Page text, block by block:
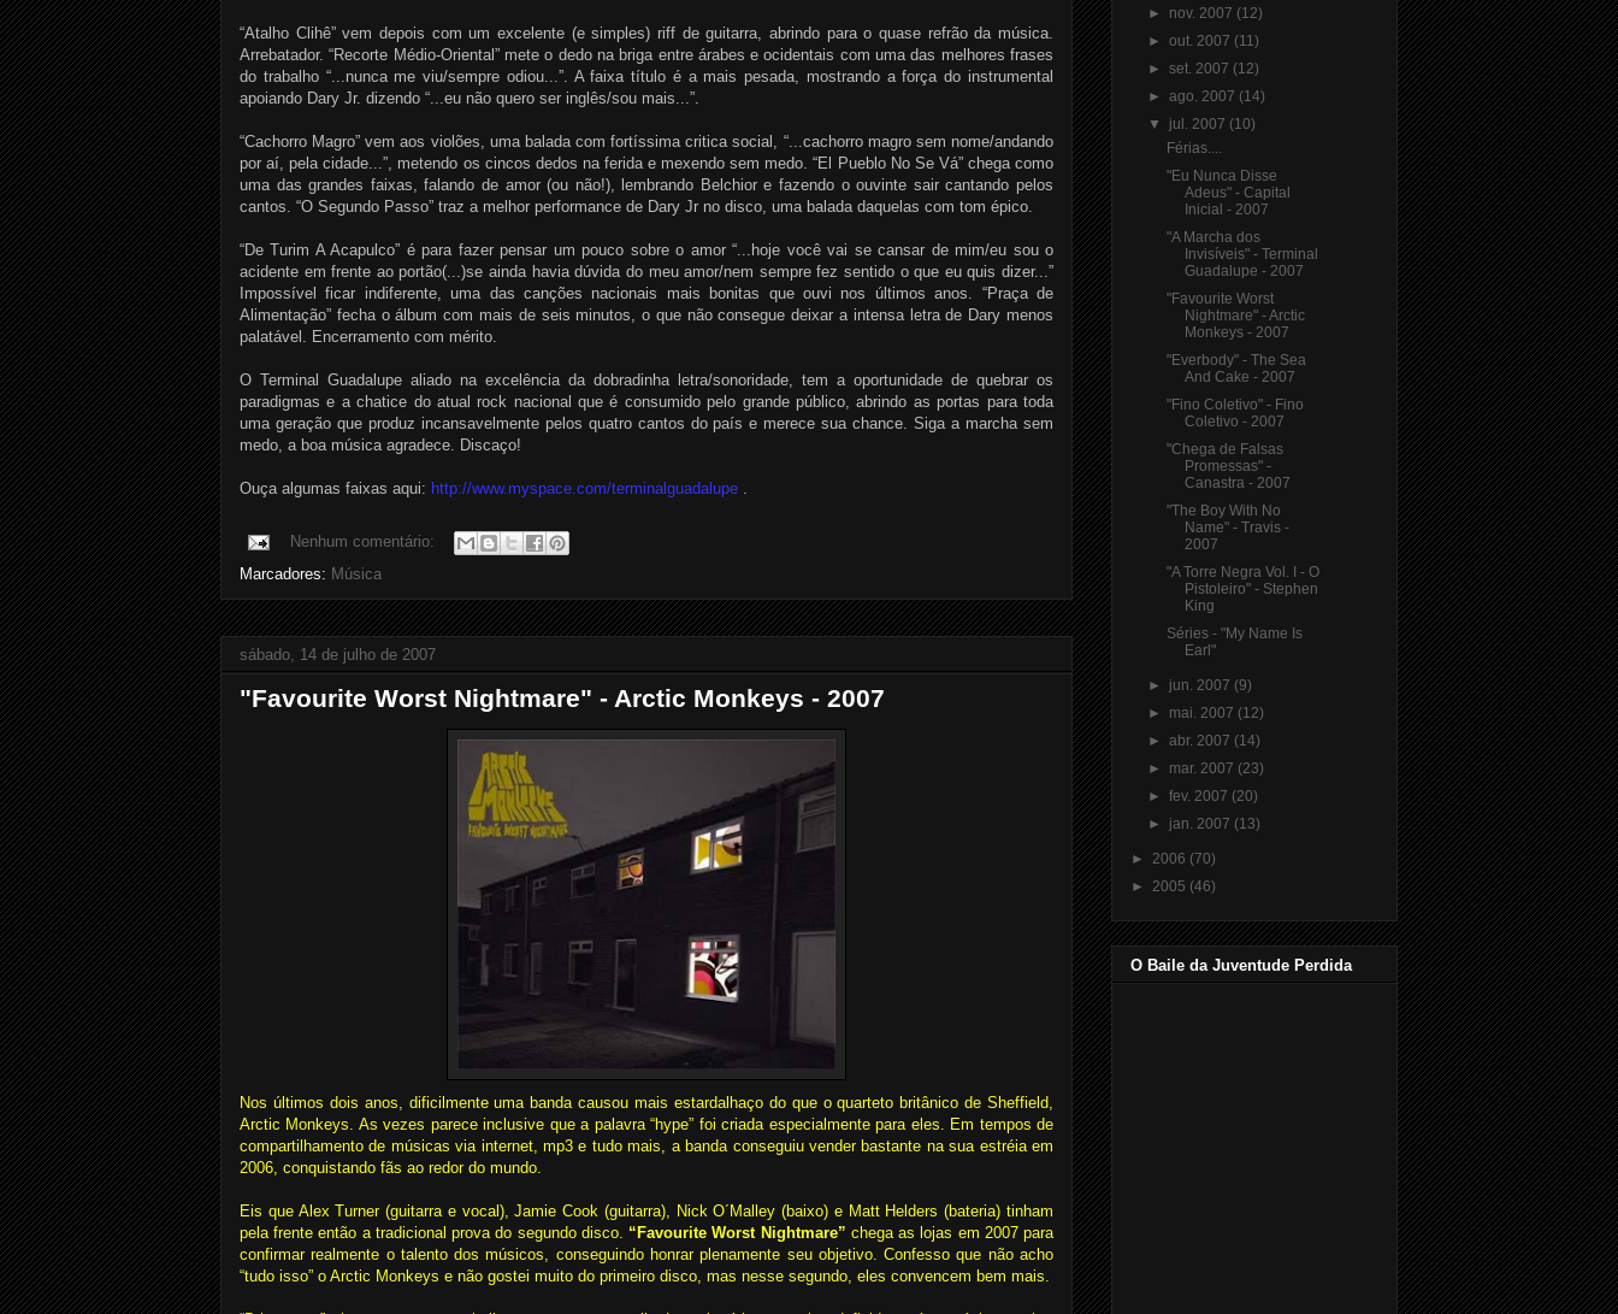
“Atalho Clihê” vem depois com um excelente (e simples) riff de guitarra, abrindo para o quase refrão da música.
Arrebatador. “Recorte Médio-Oriental” mete o dedo na briga entre árabes e ocidentais com uma das melhores frases
do trabalho “...nunca me viu/sempre odiou...”. A faixa título é a mais pesada, mostrando a força do instrumental
apoiando Dary Jr. dizendo “...eu não quero ser inglês/sou mais...”.
“Cachorro Magro” vem aos violões, uma balada com fortíssima critica social, “...cachorro magro sem nome/andando
por aí, pela cidade...”, metendo os cincos dedos na ferida e mexendo sem medo. “El Pueblo No Se Vá” chega como
uma das grandes faixas, falando de amor (ou não!), lembrando Belchior e fazendo o ouvinte sair cantando pelos
cantos. “O Segundo Passo” traz a melhor performance de Dary Jr no disco, uma balada daquelas com tom épico.
“De Turim A Acapulco” é para fazer pensar um pouco sobre o amor “...hoje você vai se cansar de mim/eu sou o
acidente em frente ao portão(...)se ainda havia dúvida do meu amor/nem sempre fez sentido o que eu quis dizer...”
Impossível ficar indiferente, uma das canções nacionais mais bonitas que ouvi nos últimos anos. “Praça de
Alimentação” fecha o álbum com mais de seis minutos, o que não consegue deixar a intensa letra de Dary menos
palatável. Encerramento com mérito.
O Terminal Guadalupe aliado na excelência da dobradinha letra/sonoridade, tem a oportunidade de quebrar os
paradigmas e a chatice do atual rock nacional que é consumido pelo grande público, abrindo as portas para toda
uma geração que produz incansavelmente pelos quatro cantos do país e merece sua chance. Siga a marcha sem
medo, a boa música agradece. Discaço!
Ouça algumas faixas aqui: http://www.myspace.com/terminalguadalupe .
Nenhum comentário:
Marcadores: Música
sábado, 14 de julho de 2007
"Favourite Worst Nightmare" - Arctic Monkeys - 2007
Nos últimos dois anos, dificilmente uma banda causou mais estardalhaço do que o quarteto britânico de Sheffield,
Arctic Monkeys. As vezes parece inclusive que a palavra “hype” foi criada especialmente para eles. Em tempos de
compartilhamento de músicas via internet, mp3 e tudo mais, a banda conseguiu vender bastante na sua estréia em
2006, conquistando fãs ao redor do mundo.
Eis que Alex Turner (guitarra e vocal), Jamie Cook (guitarra), Nick O´Malley (baixo) e Matt Helders (bateria) tinham
pela frente então a tradicional prova do segundo disco. “Favourite Worst Nightmare” chega as lojas em 2007 para
confirmar realmente o talento dos músicos, conseguindo honrar plenamente seu objetivo. Confesso que não acho
“tudo isso” o Arctic Monkeys e não gostei muito do primeiro disco, mas nesse segundo, eles convencem bem mais.
► nov. 2007 (12)
►out. 2007 (11)
►set. 2007 (12)
►ago. 2007 (14)
▼ jul. 2007 (10)
Férias....
"Eu Nunca Disse
Adeus" - Capital
Inicial - 2007
"A Marcha dos
Invisíveis" - Terminal
Guadalupe - 2007
"Favourite Worst
Nightmare" - Arctic
Monkeys - 2007
"Everbody" - The Sea
And Cake - 2007
"Fino Coletivo" - Fino
Coletivo - 2007
"Chega de Falsas
Promessas" -
Canastra - 2007
"The Boy With No
Name" - Travis -
2007
"A Torre Negra Vol. I - O
Pistoleiro" - Stephen
King
Séries - "My Name Is
Earl"
► jun. 2007 (9)
► mai. 2007 (12)
►abr. 2007 (14)
► mar. 2007 (23)
►fev. 2007 (20)
► jan. 2007 (13)
► 2006 (70)
► 2005 (46)
O Baile da Juventude Perdida